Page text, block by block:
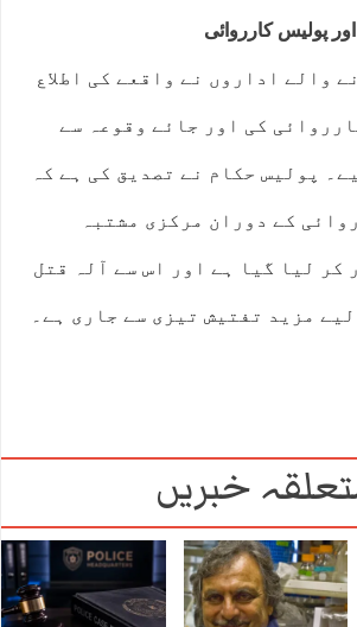
پولیس کارروائی
والے اداروں نے واقعے کی اطلاع
کی اور جائے وقوعہ سے
پولیس حکام نے تصدیق کی ہے کہ
کے دوران مرکزی مشتبہ
کر لیا گیا ہے اور اس سے آلہ قتل
مزید تفتیش تیزی سے جاری ہے۔
خبریں